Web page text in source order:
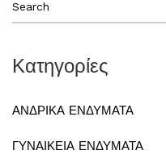
Κατηγορίες
ΑΝΔΡΙΚΑ ΕΝΔΥΜΑΤΑ
ΓΥΝΑΙΚΕΙΑ ΕΝΔΥΜΑΤΑ